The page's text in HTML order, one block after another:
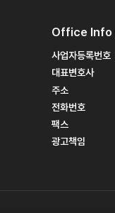
Office Info
사업자등록번호
대표변호사
주소
전화번호
팩스
광고책임